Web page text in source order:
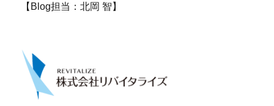
【Blog担当：北岡 智】